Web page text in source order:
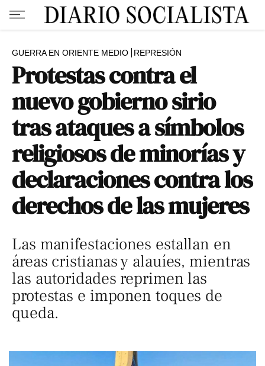
GUERRA EN ORIENTE MEDIO REPRESIÓN
Protestas contra el
nuevo gobierno sirio
tras ataques a símbolos
religiosos de minorías y
declaraciones contra los
derechos de las mujeres
Las manifestaciones estallan en
áreas cristianas y alauíes, mientras
las autoridades reprimen las
protestas e imponen toques de
queda.